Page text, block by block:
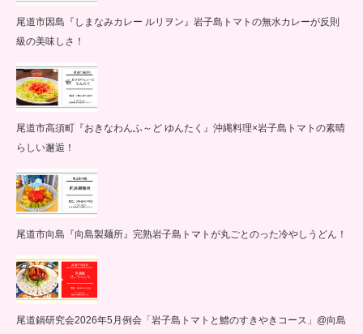
尾道市因島『しまなみカレー ルリヲン』岩子島トマトの無水カレーが反則
級の美味しさ！
尾道市高須町『おきなわんふ～ど ゆんたく』沖縄料理×岩子島トマトの素晴
らしい邂逅！
尾道市向島『向島製麺所』完熟岩子島トマトが丸ごとのった冷やしうどん！
尾道鍋研究会2026年5月例会「岩子島トマトと鱧のすきやきコース」@向島